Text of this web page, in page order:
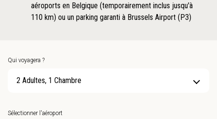
aéroports en Belgique (temporairement inclus jusqu'à
110 km) ou un parking garanti à Brussels Airport (P3)
Qui voyagera ?
2 Adultes, 1 Chambre
Sélectionner l'aéroport